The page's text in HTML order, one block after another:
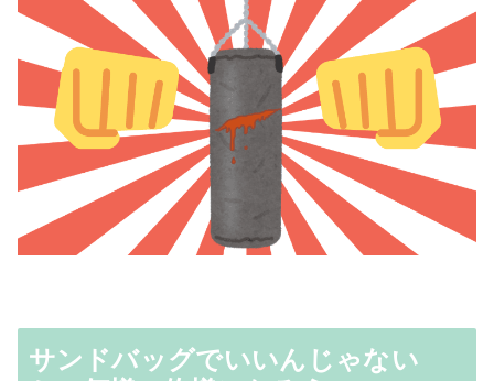
サンドバッグでいいんじゃない